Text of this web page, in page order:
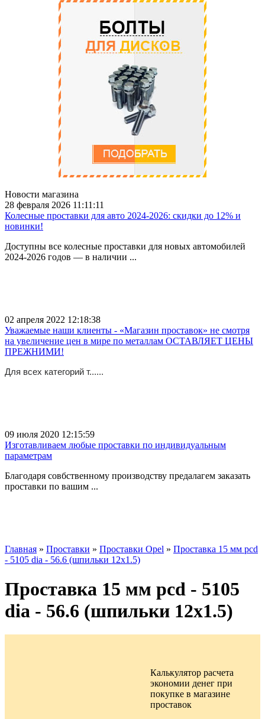
Новости магазина
28 февраля 2026 11:11:11
Колесные проставки для авто 2024-2026: скидки до 12% и
новинки!
Доступны все колесные проставки для новых автомобилей
2024-2026 годов — в наличии ...
02 апреля 2022 12:18:38
Уважаемые наши клиенты - «Магазин проставок» не смотря
на увеличение цен в мире по металлам ОСТАВЛЯЕТ ЦЕНЫ
ПРЕЖНИМИ!
Для всех категорий т......
09 июля 2020 12:15:59
Изготавливаем любые проставки по индивидуальным
параметрам
Благодаря совбственному производству предалагем заказать
проставки по вашим ...
Главная » Проставки » Проставки Opel » Проставка 15 мм pcd
- 5105 dia - 56.6 (шпильки 12x1.5)
Проставка 15 мм pcd - 5105
dia - 56.6 (шпильки 12x1.5)
Калькулятор расчета
экономии денег при
покупке в магазине
проставок